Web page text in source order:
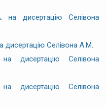
на дисертацію Селівона
дисертацію Селівона А.М.
дисертацію Селівона
дисертацію Селівона